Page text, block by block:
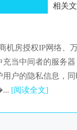
相关
机房授权IP网络、
当中间者的服务
户的隐私信息，
[阅读全文]